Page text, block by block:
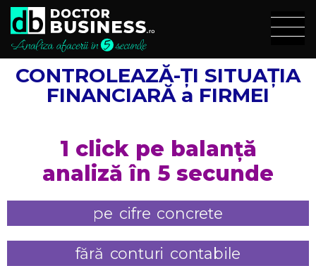
CONTROLEAZĂ-ȚI SITUAȚIA
FINANCIARĂ a FIRMEI
1 click pe balanță
analiză în 5 secunde
pe cifre concrete
fără conturi contabile